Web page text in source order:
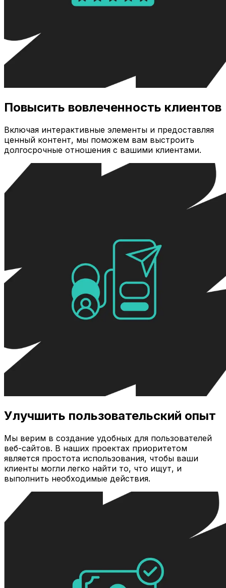
Повысить вовлеченность клиентов
Включая интерактивные элементы и предоставляя
ценный контент, мы поможем вам выстроить
долгосрочные отношения с вашими клиентами.
Улучшить пользовательский опыт
Мы верим в создание удобных для пользователей
веб-сайтов. В наших проектах приоритетом
является простота использования, чтобы ваши
клиенты могли легко найти то, что ищут, и
выполнить необходимые действия.